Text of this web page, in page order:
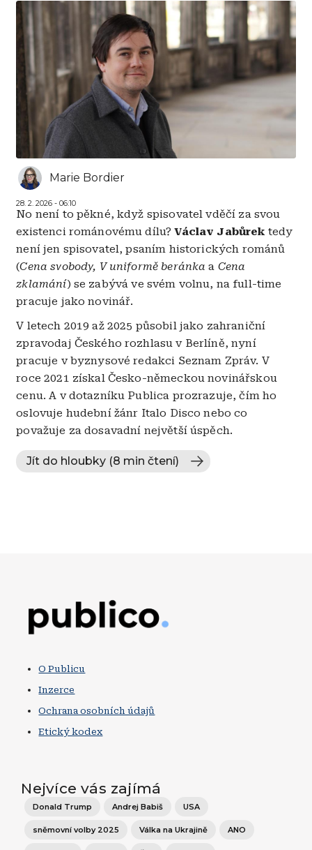
Marie Bordier
28. 2. 2026 - 06:10
No není to pěkné, když spisovatel vděčí za svou
existenci románovému dílu?Václav Jabůrek tedy
není jen spisovatel, psaním historických románů
(Cena svobody, V uniformě beránkaa Cena
zklamání) se zabývá ve svém volnu, na full-time
pracuje jako novinář.
V letech 2019 až 2025 působil jako zahraniční
zpravodaj Českého rozhlasu v Berlíně, nyní
pracuje v byznysové redakci Seznam Zpráv. V
roce 2021 získal Česko-německou novinářskou
cenu. A v dotazníku Publica prozrazuje, čím ho
oslovuje hudební žánr Italo Disco nebo co
považuje za dosavadní největší úspěch.
Jít do hloubky (8 min čtení)
O Publicu
Inzerce
Ochrana osobních údajů
Etický kodex
Nejvíce vás zajímá
Donald Trump Andrej Babiš USA
sněmovní volby 2025 Válka na Ukrajině ANO